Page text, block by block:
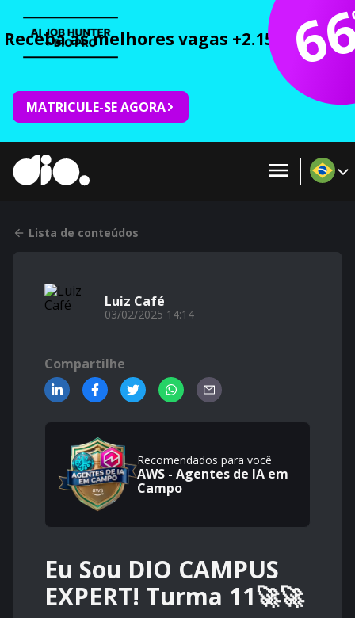
Receba as melhores vagas +2.150 cursos
MATRICULE-SE AGORA
Lista de conteúdos
Luiz Café
03/02/2025 14:14
Compartilhe
Recomendados para você
AWS - Agentes de IA em
Campo
Eu Sou DIO CAMPUS
EXPERT! Turma 11🚀🚀